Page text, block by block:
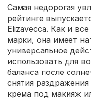
Самая недорогая
рейтинге
Elizavecca. Как и
марки, она имеет
универсальное
использовать для
баланса после
снятия
крема под макияж